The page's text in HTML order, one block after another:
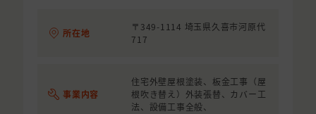
所在地
〒349-1114 埼玉県久喜市河原代
717
事業内容
住宅外壁屋根塗装、板金工事（屋
根吹き替え）外装張替、カバー工
法、設備工事全般、